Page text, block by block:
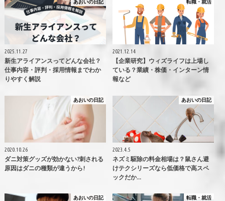
あおいの日記
2025.11.27
新生アライアンスってどんな会社？
仕事内容・評判・採用情報までわか
りやすく解説
転職・就活
2021.12.14
【企業研究】ウィズライフは上場し
ている？業績・株価・インターン情
報など
あおいの日記
2020.10.26
ダニ対策グッズが効かない?刺される
原因はダニの種類が違うから!
あおいの日記
2023.4.5
ネズミ駆除の料金相場は？鼠さん避
けテクシリーズなら低価格で高スペ
ックだか…
あおいの日記 転職・就活